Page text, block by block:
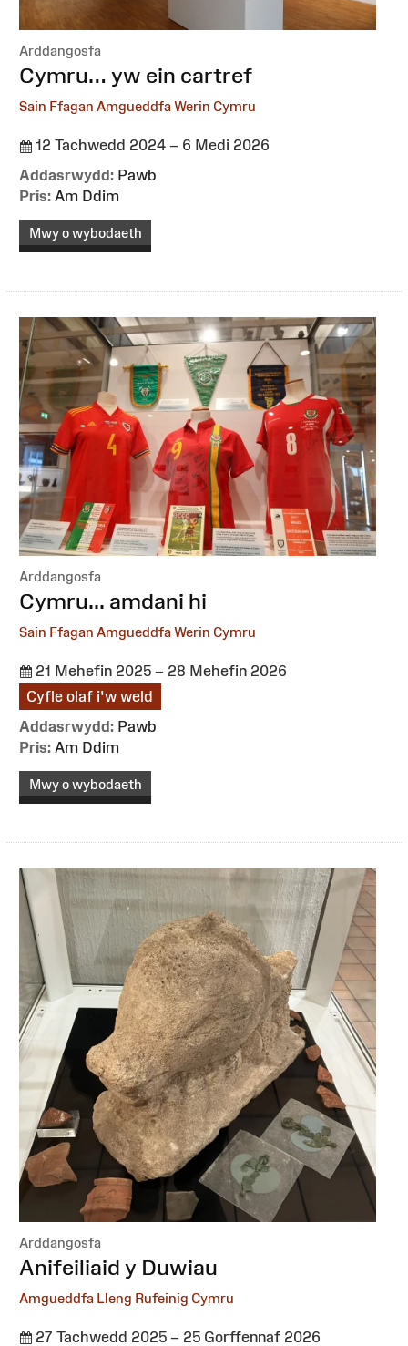
Arddangosfa
:Cymru… yw ein cartref
Sain Ffagan Amgueddfa Werin Cymru
12 Tachwedd 2024 – 6 Medi 2026
Addasrwydd: Pawb
Pris: Am Ddim
Mwy o wybodaeth
Arddangosfa
:Cymru... amdani hi
Sain Ffagan Amgueddfa Werin Cymru
21 Mehefin 2025 – 28 Mehefin 2026
Cyfle olaf i'w weld
Addasrwydd: Pawb
Pris: Am Ddim
Mwy o wybodaeth
Arddangosfa
:Anifeiliaid y Duwiau
Amgueddfa Lleng Rufeinig Cymru
27 Tachwedd 2025 – 25 Gorffennaf 2026